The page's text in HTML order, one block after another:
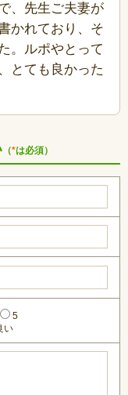
、先生ご夫妻が
かれており、そ
。ルポやとって
とても良かった
（*は必須）
5
い